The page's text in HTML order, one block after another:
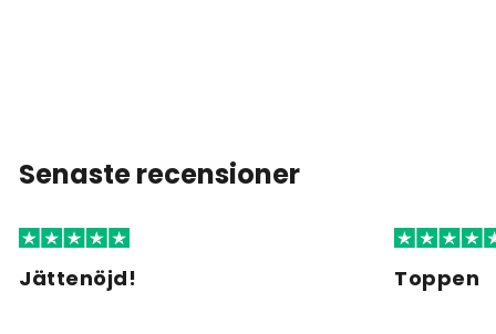
Senaste recensioner
Jättenöjd! Toppen